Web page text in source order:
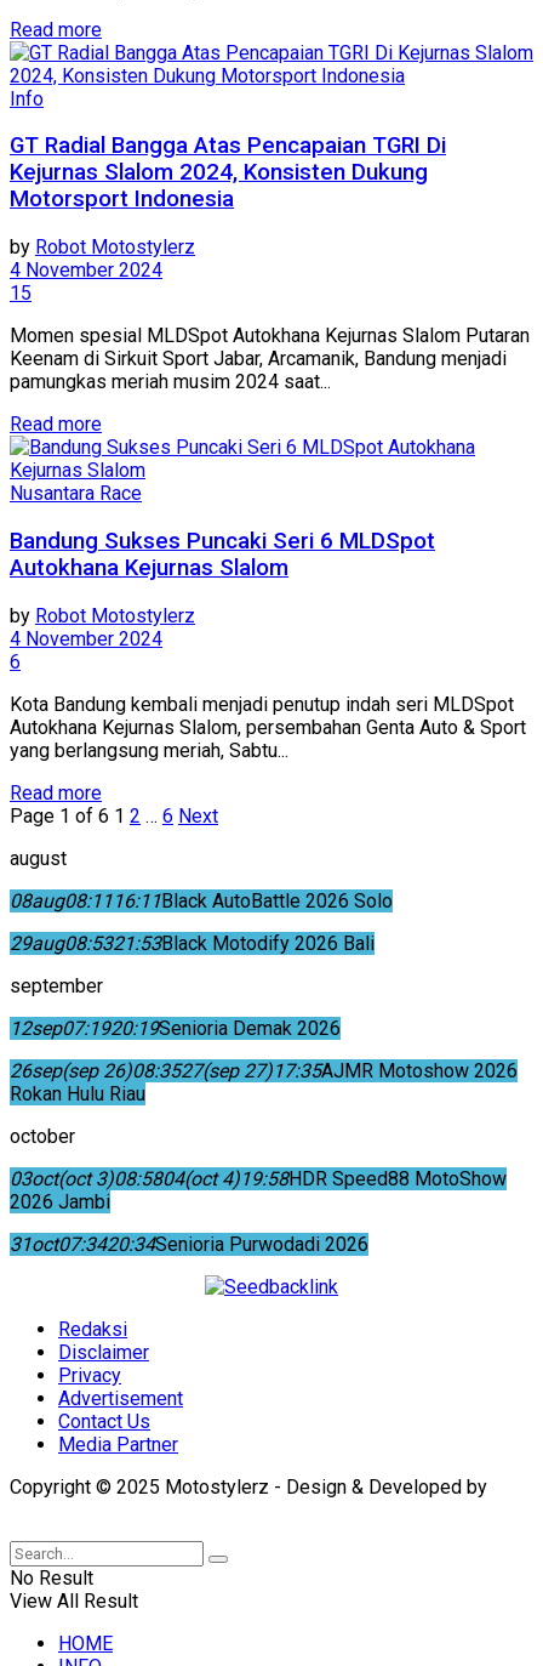
Read more
Info
GT Radial Bangga Atas Pencapaian TGRI Di
Kejurnas Slalom 2024, Konsisten Dukung
Motorsport Indonesia
by Robot Motostylerz
4 November 2024
15
Momen spesial MLDSpot Autokhana Kejurnas Slalom Putaran
Keenam di Sirkuit Sport Jabar, Arcamanik, Bandung menjadi
pamungkas meriah musim 2024 saat...
Read more
Nusantara Race
Bandung Sukses Puncaki Seri 6 MLDSpot
Autokhana Kejurnas Slalom
by Robot Motostylerz
4 November 2024
6
Kota Bandung kembali menjadi penutup indah seri MLDSpot
Autokhana Kejurnas Slalom, persembahan Genta Auto & Sport
yang berlangsung meriah, Sabtu...
Read more
Page 1 of 6 1 2 … 6 Next
august
08aug08:1116:11Black AutoBattle 2026 Solo
29aug08:5321:53Black Motodify 2026 Bali
september
12sep07:1920:19Senioria Demak 2026
26sep(sep 26)08:3527(sep 27)17:35AJMR Motoshow 2026
Rokan Hulu Riau
october
03oct(oct 3)08:5804(oct 4)19:58HDR Speed88 MotoShow
2026 Jambi
31oct07:3420:34Senioria Purwodadi 2026
Redaksi
Disclaimer
Privacy
Advertisement
Contact Us
Media Partner
Copyright © 2025 Motostylerz - Design & Developed by
No Result
View All Result
HOME